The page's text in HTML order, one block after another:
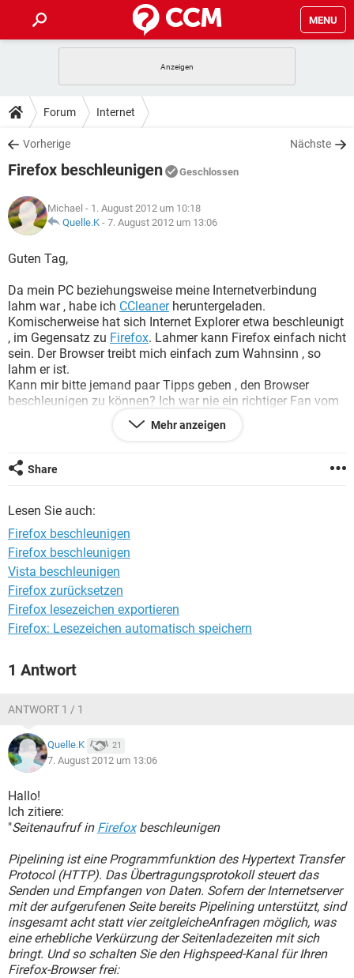
MENU
ANDROID
WINDOWS 10
WHATSAPP TIKTOK
FACEBOOK
TIPPS & TRICKS
SPIELE
WHATSAPP TIKTOK
FACEBOOK
DOWNLOADS
SPIELE STREAMING
ANDROID
WINDOWS 10 INSTAGRAM
WHATSAPP
SPIELE STREAMING
ANDROID
WINDOWS 10
WHATSAPP TIKTOK
FACEBOOK HARDWARE
LEXIKON
SPIELE
WINDOWS 10 INSTAGRAM
WHATSAPP TIKTOK
FACEBOOK HARDWARE
Forum Internet
Vorherige Nächste
Firefox beschleunigen Geschlossen
Michael - 1. August 2012 um 10:18
Quelle.K - 7. August 2012 um 13:06
Guten Tag,
Da mein PC beziehungsweise meine Internetverbindung
lahm war , habe ich CCleanerheruntergeladen.
Komischerweise hat sich Internet Explorer etwa beschleunigt
, im Gegensatz zu Firefox. Lahmer kann Firefox einfach nicht
sein. Der Browser treibt mich einfach zum Wahnsinn , so
lahm er ist.
Kann mir bitte jemand paar Tipps geben , den Browser
beschleunigen zu können? Ich war nie ein richtiger Fan vom
Mehr anzeigen
Share
Lesen Sie auch:
Firefox beschleunigen
Firefox beschleunigen
Vista beschleunigen
Firefox zurücksetzen
Firefox lesezeichen exportieren
Firefox: Lesezeichen automatisch speichern
1 Antwort
ANTWORT 1 / 1
Quelle.K 21
7. August 2012 um 13:06
Hallo!
Ich zitiere:
"Seitenaufruf in Firefoxbeschleunigen
Pipelining ist eine Programmfunktion des Hypertext Transfer
Protocol (HTTP). Das Übertragungsprotokoll steuert das
Senden und Empfangen von Daten. Sofern der Internetserver
mit der aufgerufenen Seite bereits Pipelining unterstützt, sind
insgesamt acht statt vier zeitgleicheAnfragen möglich, was
eine erhebliche Verkürzung der Seitenladezeiten mit sich
bringt. Und so schalten Sie den Highspeed-Kanal für Ihren
Firefox-Browser frei: